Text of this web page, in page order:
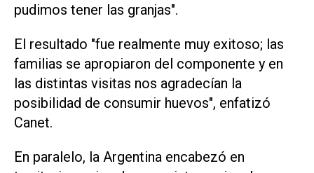
pudimos tener las granjas".
El resultado "fue realmente muy exitoso; las
familias se apropiaron del componente y en
las distintas visitas nos agradecían la
posibilidad de consumir huevos", enfatizó
Canet.
En paralelo, la Argentina encabezó en